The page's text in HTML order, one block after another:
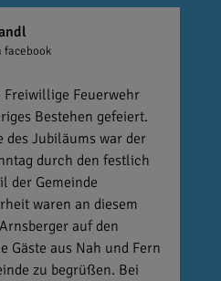
facebook
Freiwillige Feuerwehr
Bestehen gefeiert.
des Jubiläums war der
durch den festlich
der Gemeinde
waren an diesem
auf den
Gäste aus Nah und Fern
zu begrüßen. Bei